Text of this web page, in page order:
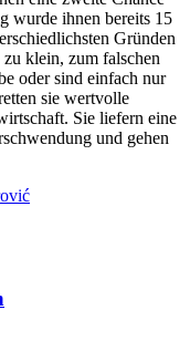
wurde ihnen bereits 15
Gründen
klein, zum falschen
oder sind einfach nur
sie wertvolle
Sie liefern eine
und gehen